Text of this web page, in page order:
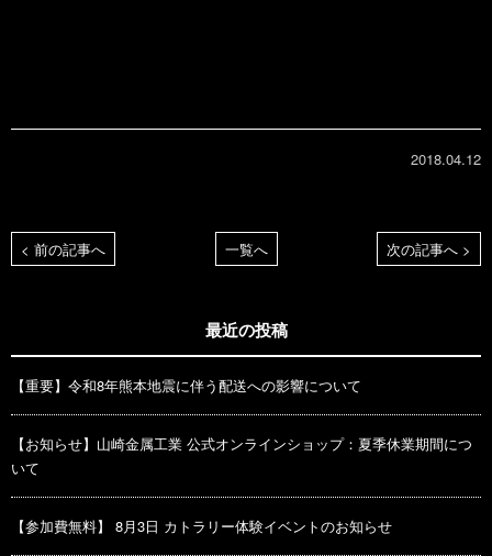
2018.04.12
一覧へ
< 前の記事へ 次の記事へ >
最近の投稿
【重要】令和8年熊本地震に伴う配送への影響について
【お知らせ】山崎金属工業 公式オンラインショップ：夏季休業期間につ
いて
【参加費無料】 8月3日 カトラリー体験イベントのお知らせ